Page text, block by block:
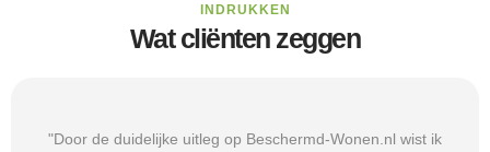
INDRUKKEN
Wat cliënten zeggen
"Door de duidelijke uitleg op Beschermd-Wonen.nl wist ik